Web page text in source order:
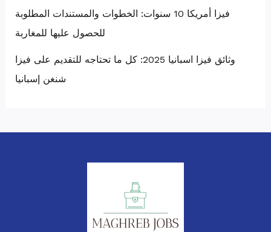
فيزا أمريكا 10 سنوات: الخطوات والمستندات المطلوبة
للحصول عليها للمغاربة
وثائق فيزا اسبانيا 2025: كل ما تحتاجه للتقديم على فيزا
شنغن إسبانيا